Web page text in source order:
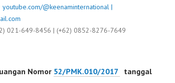
youtube.com/@keenaminternational |
021-649-8456 | (+62) 0852-8276-7649
Nomor 52/PMK.010/2017
tanggal